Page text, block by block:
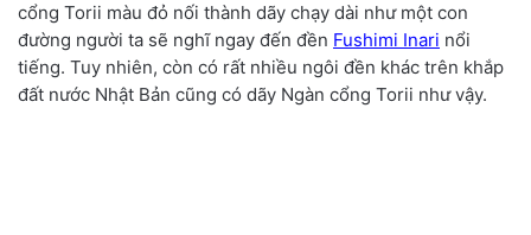
cổng Torii màu đỏ nối thành dãy chạy dài như một con
đường người ta sẽ nghĩ ngay đến đền Fushimi Inari nổi
tiếng. Tuy nhiên, còn có rất nhiều ngôi đền khác trên khắp
đất nước Nhật Bản cũng có dãy Ngàn cổng Torii như vậy.